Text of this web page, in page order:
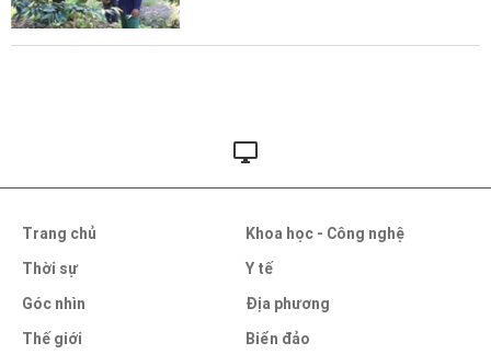
Trang chủ
Thời sự
Góc nhìn
Thế giới
Khoa học - Công nghệ
Y tế
Địa phương
Biển đảo